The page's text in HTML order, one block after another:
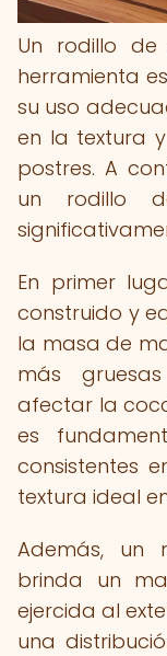
Un rodillo
herramienta
su uso
en la textura
postres. A
un rodillo
En primer
construido y
la masa de
más
afectar la
es
consistentes
textura ideal
Además, un
brinda un
ejercida al
una